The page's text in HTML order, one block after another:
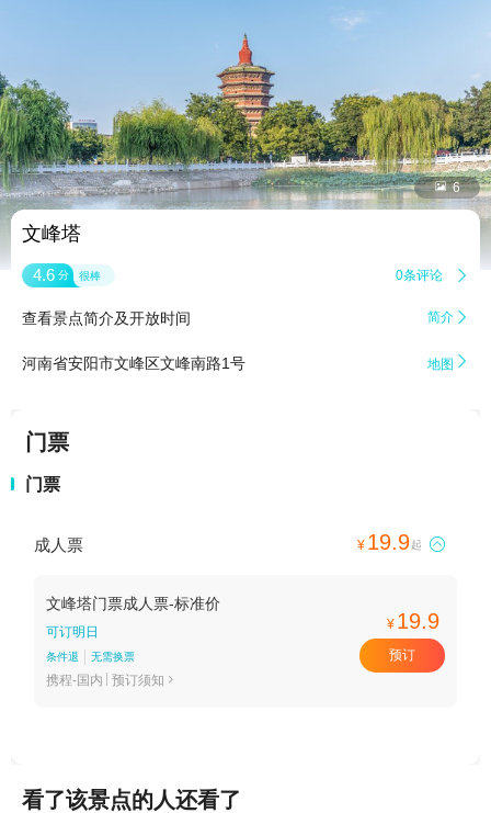
 6
文峰塔
4.6 分 很棒 0条评论 
查看景点简介及开放时间 简介 
河南省安阳市文峰区文峰南路1号 地图 
门票
门票
成人票 ¥ 19.9起 
文峰塔门票成人票-标准价
可订明日
条件退 无需换票
携程-国内 预订须知 
¥ 19.9
预订
看了该景点的人还看了